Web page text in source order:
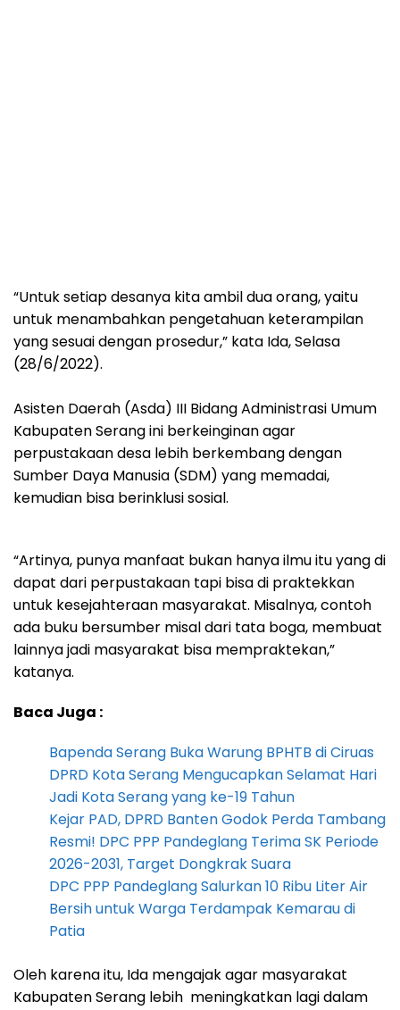
“Untuk setiap desanya kita ambil dua orang, yaitu
untuk menambahkan pengetahuan keterampilan
yang sesuai dengan prosedur,” kata Ida, Selasa
(28/6/2022).
Asisten Daerah (Asda) III Bidang Administrasi Umum
Kabupaten Serang ini berkeinginan agar
perpustakaan desa lebih berkembang dengan
Sumber Daya Manusia (SDM) yang memadai,
kemudian bisa berinklusi sosial.
“Artinya, punya manfaat bukan hanya ilmu itu yang di
dapat dari perpustakaan tapi bisa di praktekkan
untuk kesejahteraan masyarakat. Misalnya, contoh
ada buku bersumber misal dari tata boga, membuat
lainnya jadi masyarakat bisa mempraktekan,”
katanya.
Baca Juga :
Bapenda Serang Buka Warung BPHTB di Ciruas
DPRD Kota Serang Mengucapkan Selamat Hari
Jadi Kota Serang yang ke-19 Tahun
Kejar PAD, DPRD Banten Godok Perda Tambang
Resmi! DPC PPP Pandeglang Terima SK Periode
2026-2031, Target Dongkrak Suara
DPC PPP Pandeglang Salurkan 10 Ribu Liter Air
Bersih untuk Warga Terdampak Kemarau di
Patia
Oleh karena itu, Ida mengajak agar masyarakat
Kabupaten Serang lebih meningkatkan lagi dalam